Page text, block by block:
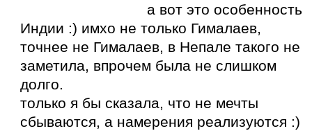
а вот это особенность
Индии :) имхо не только Гималаев,
точнее не Гималаев, в Непале такого не
заметила, впрочем была не слишком
долго.
только я бы сказала, что не мечты
сбываются, а намерения реализуются :)